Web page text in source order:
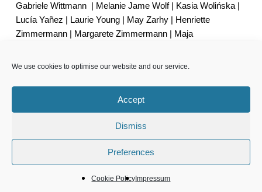
We use cookies to optimise our website and our service.
Accept
Dismiss
Preferences
Cookie Policy Impressum
Gabriele Wittmann | Melanie Jame Wolf | Kasia Wolińska |
Lucía Yañez | Laurie Young | May Zarhy | Henriette
Zimmermann | Margarete Zimmermann | Maja
© 2021 | Wiesen55 e.V.